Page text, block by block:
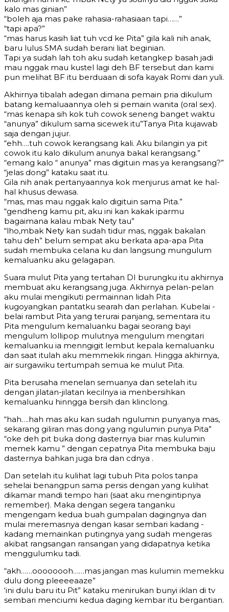
kalo mas ginian”
“boleh aja mas pake rahasia-rahasiaan tapi……”
“tapi apa?”
“mas harus kasih liat tuh vcd ke Pita” gila kali nih anak,
baru lulus SMA sudah berani liat beginian.
Tapi ya sudah lah toh aku sudah ketangkep basah jadi
mau nggak mau kustel lagi deh BF tersebut dan kami
pun melihat BF itu berduaan di sofa kayak Romi dan yuli.
Akhirnya tibalah adegan dimana pemain pria dikulum
batang kemaluaannya oleh si pemain wanita (oral sex).
“mas kenapa sih kok tuh cowok seneng banget waktu
“anunya” dikulum sama sicewek itu”Tanya Pita kujawab
saja dengan jujur.
“ehh….tuh cowok kerangsang kali. Aku bilangin ya pit
cowok itu kalo dikulum anunya bakal kerangsang.”
“emang kalo “ anunya” mas digituin mas ya kerangsang?”
“jelas dong” kataku saat itu.
Gila nih anak pertanyaannya kok menjurus amat ke hal-
hal khusus dewasa.
“mas, mas mau nggak kalo digituin sama Pita.”
“gendheng kamu pit, aku ini kan kakak iparmu
bagaimana kalau mbak Nety tau”
“lho,mbak Nety kan sudah tidur mas, nggak bakalan
tahu deh” belum sempat aku berkata apa-apa Pita
sudah membuka celana ku dan langsung mungulum
kemaluanku aku gelagapan.
Suara mulut Pita yang tertahan DI burungku itu akhirnya
membuat aku kerangsang juga. Akhirnya pelan-pelan
aku mulai mengikuti permainnan lidah Pita
kugoyangkan pantatku searah dan perlahan. Kubelai -
belai rambut Pita yang terurai panjang, sementara itu
Pita mengulum kemaluanku bagai seorang bayi
mengulum lollipop mulutnya mengulum mengitari
kemaluanku ia menngigit lembut kepala kemaluanku
dan saat itulah aku memmekik ringan. Hingga akhirnya,
air surgawiku tertumpah semua ke mulut Pita.
Pita berusaha menelan semuanya dan setelah itu
dengan jilatan-jilatan kecilnya ia menbersihkan
kemaluanku hinngga bersih dan klinclong.
“hah….hah mas aku kan sudah ngulumin punyanya mas,
sekarang giliran mas dong yang ngulumin punya Pita”
“oke deh pit buka dong dasternya biar mas kulumin
memek kamu ” dengan cepatnya Pita membuka baju
dasternya bahkan juga bra dan cdnya .
Dan setelah itu kulihat lagi tubuh Pita polos tanpa
sehelai benangpun sama persis dengan yang kulihat
dikamar mandi tempo hari (saat aku mengintipnya
remember). Maka dengan segera tanganku
mengengam kedua buah gumpalan dagingnya dan
mulai meremasnya dengan kasar sembari kadang -
kadang memainkan putingnya yang sudah mengeras
akibat rangsangan ransangan yang didapatnya ketika
menggulumku tadi.
“akh……oooooooh……mas jangan mas kulumin memekku
dulu dong pleeeeaaze”
‘ini dulu baru itu Pit” kataku menirukan bunyi iklan di tv
sembari menciumi kedua daging kembar itu bergantian.